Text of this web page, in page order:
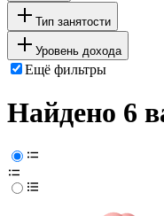
Тип занятости
Уровень дохода
Ещё фильтры
Найдено 6